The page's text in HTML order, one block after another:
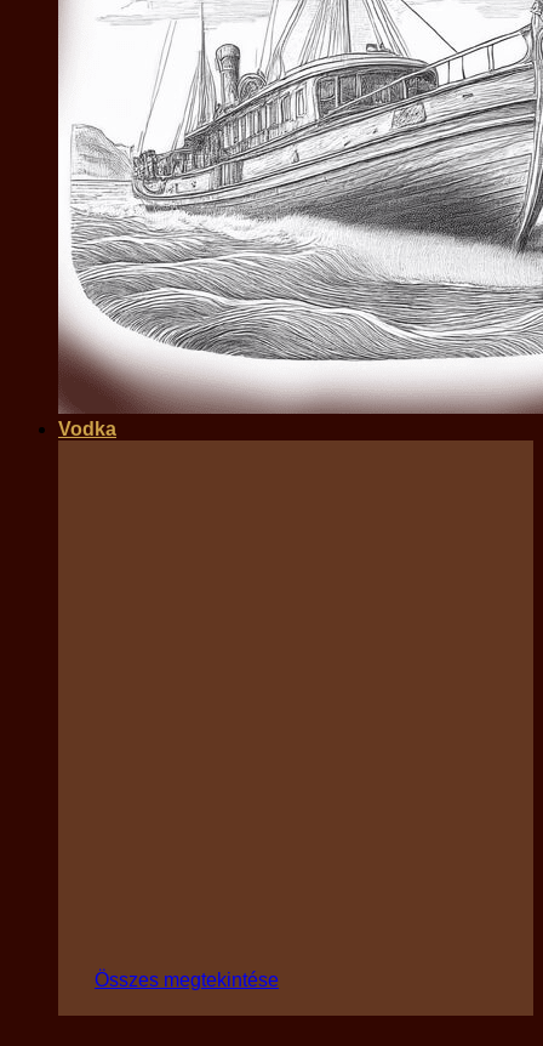
Vodka
Összes megtekintése